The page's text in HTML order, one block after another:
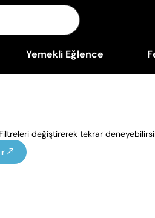
Yemekli Eğlence
değiştirerek tekrar